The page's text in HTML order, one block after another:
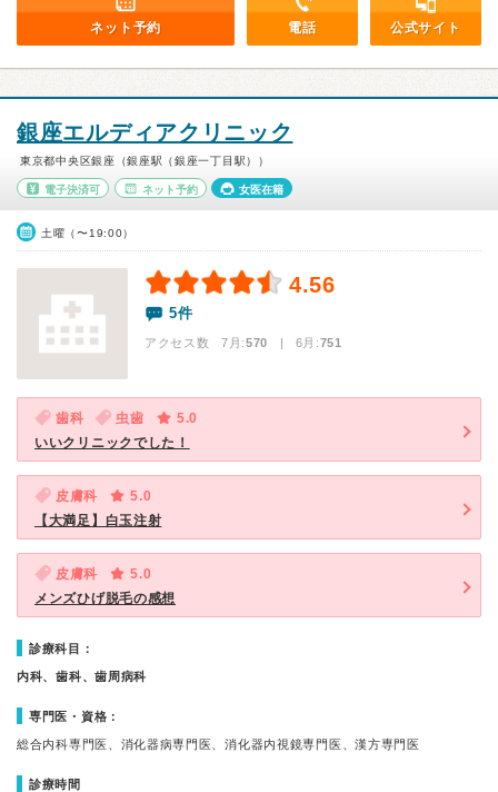
ネット予約 電話 公式サイト
銀座エルディアクリニック
東京都中央区銀座（銀座駅（銀座一丁目駅））
電子決済可 ネット予約 女医在籍
土曜（〜19:00）
4.56
5件
アクセス数 7月:570 | 6月:751
歯科 虫歯
5.0
いいクリニックでした！
皮膚科
5.0
【大満足】白玉注射
皮膚科
5.0
メンズひげ脱毛の感想
診療科目：
内科、歯科、歯周病科
専門医・資格：
総合内科専門医、消化器病専門医、消化器内視鏡専門医、漢方専門医
診療時間